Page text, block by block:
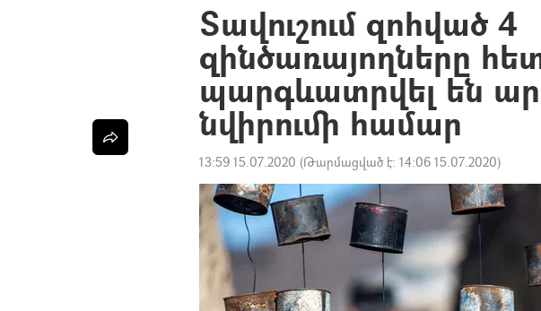
Տավուշում զոհված 4
զինծառայողները
պարգևատրվել են
նվիրումի համար
13:59 15.07.2020 (Թարմացված է: 14:06 15.07.2020)